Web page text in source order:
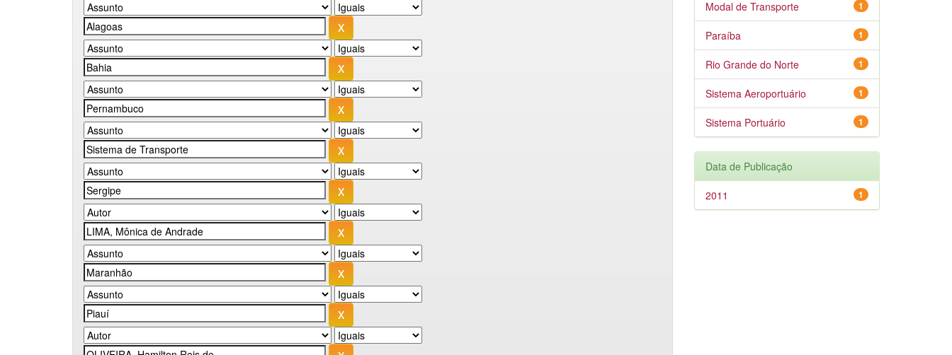
1
Modal de Transporte
1
Paraíba
1
Rio Grande do Norte
1
Sistema Aeroportuário
1
Sistema Portuário
Data de Publicação
1
2011